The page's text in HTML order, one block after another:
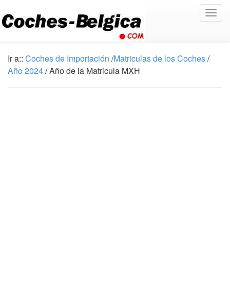
Ir a:: Coches de Importación /Matriculas de los Coches/
Año 2024/ Año de la Matricula MXH